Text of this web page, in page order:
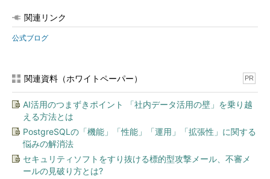
関連リンク
公式ブログ
関連資料（ホワイトペーパー） PR
AI活用のつまずきポイント 「社内データ活用の壁」を乗り越
える方法とは
PostgreSQLの「機能」「性能」「運用」「拡張性」に関する
悩みの解消法
セキュリティソフトをすり抜ける標的型攻撃メール、不審メ
ールの見破り方とは?